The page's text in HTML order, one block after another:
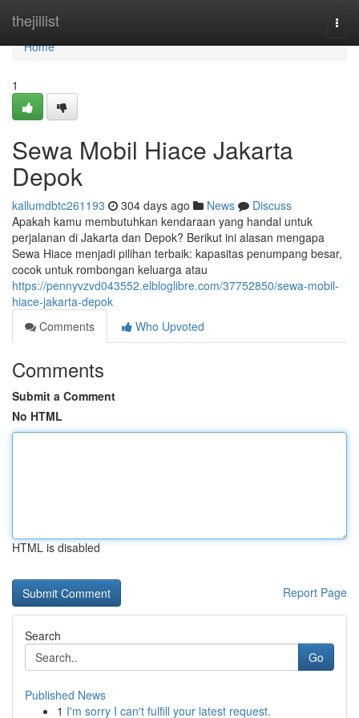
thejillist
Home
Home
1
Sewa Mobil Hiace Jakarta
Depok
kallumdbtc261193 304 days ago News
Discuss
Apakah kamu membutuhkan kendaraan yang handal untuk
perjalanan di Jakarta dan Depok? Berikut ini alasan mengapa
Sewa Hiace menjadi pilihan terbaik: kapasitas penumpang besar,
cocok untuk rombongan keluarga atau
https://pennyvzvd043552.elbloglibre.com/37752850/sewa-mobil-
hiace-jakarta-depok
Comments
Who Upvoted
Comments
Submit a Comment
No HTML
HTML is disabled
Report Page
Search
Go
Published News
1 I'm sorry I can't fulfill your latest request.